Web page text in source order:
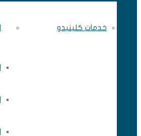
خدمات كلينيدو